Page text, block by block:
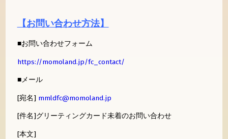
【お問い合わせ方法】
■お問い合わせフォーム
https://momoland.jp/fc_contact/
■メール
[宛名] mmldfc@momoland.jp
[件名]グリーティングカード未着のお問い合わせ
[本文]